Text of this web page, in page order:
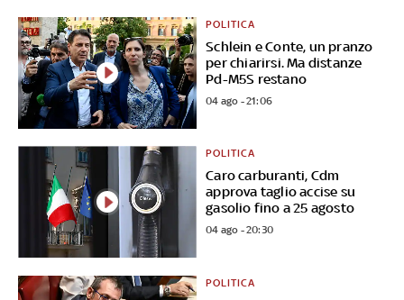
Schlein e Conte, un pranzo
per chiarirsi. Ma distanze
Pd-M5S restano
POLITICA
04 ago - 21:06
Caro carburanti, Cdm
approva taglio accise su
gasolio fino a 25 agosto
POLITICA
04 ago - 20:30
POLITICA